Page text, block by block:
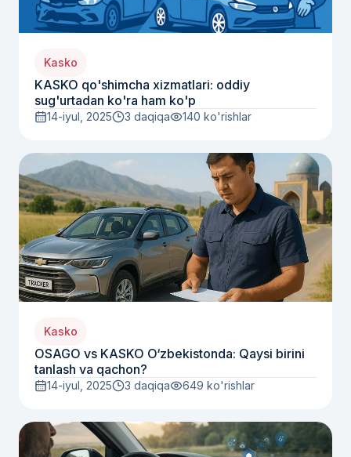
Kasko
KASKO qo'shimcha xizmatlari: oddiy
sug'urtadan ko'ra ham ko'p
14-iyul, 2025 3 daqiqa 140 ko'rishlar
Kasko
OSAGO vs KASKO O‘zbekistonda: Qaysi birini
tanlash va qachon?
14-iyul, 2025 3 daqiqa 649 ko'rishlar